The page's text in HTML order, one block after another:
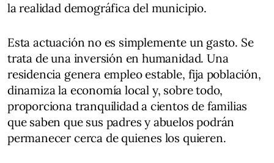
la realidad demográfica del municipio.
Esta actuación no es simplemente un gasto. Se
trata de una inversión en humanidad. Una
residencia genera empleo estable, fija población,
dinamiza la economía local y, sobre todo,
proporciona tranquilidad a cientos de familias
que saben que sus padres y abuelos podrán
permanecer cerca de quienes los quieren.